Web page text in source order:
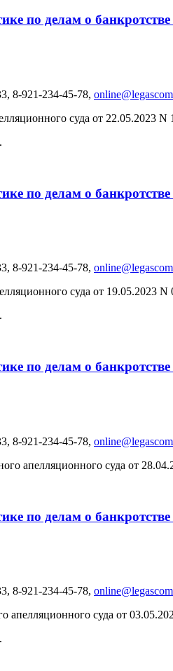
по делам о
8-921-234-45-78,
суда от 22.05.2023
по делам о
8-921-234-45-78,
суда от 19.05.2023
по делам о
8-921-234-45-78,
апелляционного суда от
по делам о
8-921-234-45-78,
апелляционного суда от